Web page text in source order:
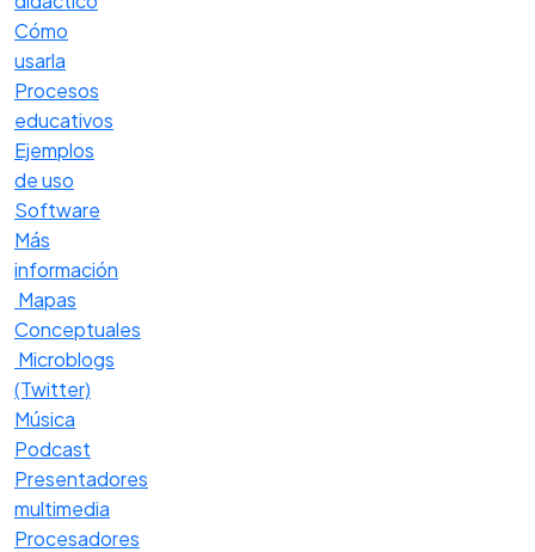
Cómo
usarla
Procesos
educativos
Ejemplos
de uso
Software
Más
información
Mapas
Conceptuales
Microblogs
(Twitter)
Música
Podcast
Presentadores
multimedia
Procesadores